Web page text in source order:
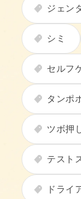
ジェン
シミ
セルフ
タンポ
ツボ押
テスト
ドライ